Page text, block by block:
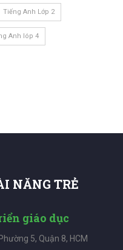
Tiếng Anh Lớp 2
Anh lóp 4
NĂNG TRẺ
giáo dục
5, Quận 8, HCM